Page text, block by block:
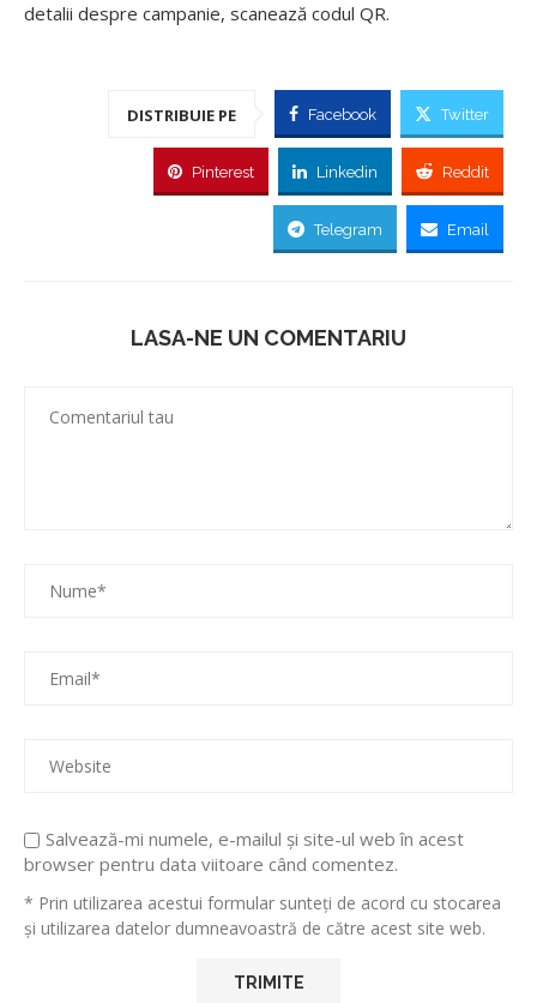
detalii despre campanie, scanează codul QR.
DISTRIBUIE PE Facebook Twitter
Pinterest Linkedin Reddit
Telegram Email
LASA-NE UN COMENTARIU
Salvează-mi numele, e-mailul și site-ul web în acest
browser pentru data viitoare când comentez.
* Prin utilizarea acestui formular sunteți de acord cu stocarea
și utilizarea datelor dumneavoastră de către acest site web.